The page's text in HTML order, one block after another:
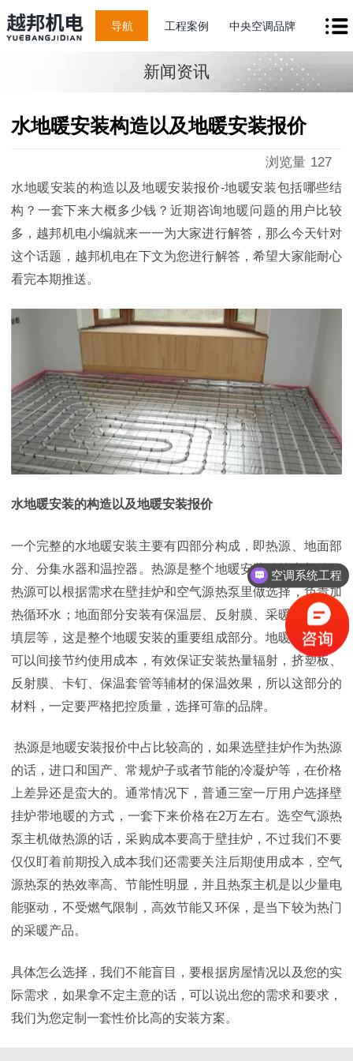
导航 工程案例 中央空调品牌
新闻资讯
水地暖安装构造以及地暖安装报价
浏览量 127
水地暖安装的构造以及地暖安装报价-地暖安装包括哪些结
构？一套下来大概多少钱？近期咨询地暖问题的用户比较
多，越邦机电小编就来一一为大家进行解答，那么今天针对
这个话题，越邦机电在下文为您进行解答，希望大家能耐心
看完本期推送。
水地暖安装的构造以及地暖安装报价
一个完整的水地暖安装主要有四部分构成，即热源、地面部
分、分集水器和温控器。热源是整个地暖安装的核心部分，
热源可以根据需求在壁挂炉和空气源热泵里做选择，负责加
热循环水；地面部分安装有保温层、反射膜、采暖管道、回
填层等，这是整个地暖安装的重要组成部分。地暖的保温层
可以间接节约使用成本，有效保证安装热量辐射，挤塑板、
反射膜、卡钉、保温套管等辅材的保温效果，所以这部分的
材料，一定要严格把控质量，选择可靠的品牌。
热源是地暖安装报价中占比较高的，如果选壁挂炉作为热源
的话，进口和国产、常规炉子或者节能的冷凝炉等，在价格
上差异还是蛮大的。通常情况下，普通三室一厅用户选择壁
挂炉带地暖的方式，一套下来价格在2万左右。选空气源热
泵主机做热源的话，采购成本要高于壁挂炉，不过我们不要
仅仅盯着前期投入成本我们还需要关注后期使用成本，空气
源热泵的热效率高、节能性明显，并且热泵主机是以少量电
能驱动，不受燃气限制，高效节能又环保，是当下较为热门
的采暖产品。
具体怎么选择，我们不能盲目，要根据房屋情况以及您的实
际需求，如果拿不定主意的话，可以说出您的需求和要求，
我们为您定制一套性价比高的安装方案。
空调系统工程